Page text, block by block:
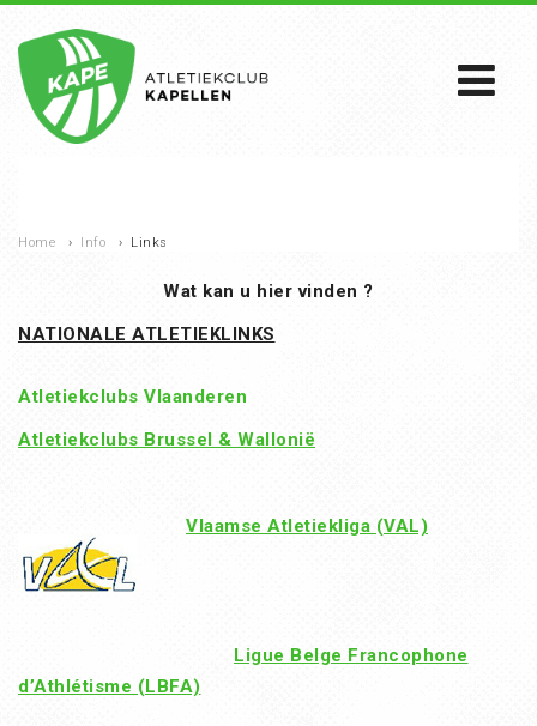
Home › Info › Links
Wat kan u hier vinden ?
NATIONALE ATLETIEKLINKS
Atletiekclubs Vlaanderen
Atletiekclubs Brussel & Wallonië
Vlaamse Atletiekliga (VAL)
Ligue Belge Francophone
d’Athlétisme (LBFA)